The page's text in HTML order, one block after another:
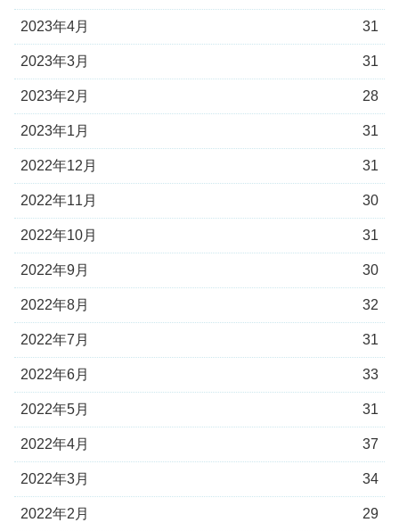
2023年4月 31
2023年3月 31
2023年2月 28
2023年1月 31
2022年12月 31
2022年11月 30
2022年10月 31
2022年9月 30
2022年8月 32
2022年7月 31
2022年6月 33
2022年5月 31
2022年4月 37
2022年3月 34
2022年2月 29